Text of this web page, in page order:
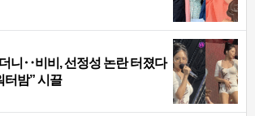
니‥비비, 선정성 논란 터졌다
터밤” 시끌